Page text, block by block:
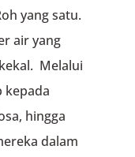
yang satu.
air yang
Melalui
kepada
hingga
dalam